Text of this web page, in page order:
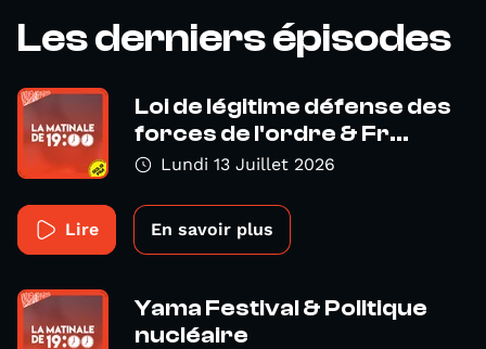
Les derniers épisodes
Loi de légitime défense des
forces de l'ordre & Fr...
Lundi 13 Juillet 2026
Lire En savoir plus
Yama Festival & Politique
nucléaire